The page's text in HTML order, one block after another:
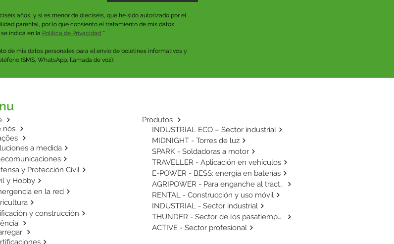
años, y si es menor de dieciséis, que he sido autorizado por el
parental, por lo que consiento el tratamiento de mis datos
indica en la Política de Privacidad *
de mis datos personales para el envío de boletines informativos y
(SMS, WhatsApp, llamada de voz).
nós
a medida
y Protección Civil
y Hobby
en la red
y construcción
Produtos
INDUSTRIAL ECO – Sector industrial
MIDNIGHT - Torres de luz
SPARK - Soldadoras a motor
TRAVELLER - Aplicación en vehículos
E-POWER - BESS: energía en baterías
AGRIPOWER - Para enganche al tractor
RENTAL - Construcción y uso móvil
INDUSTRIAL - Sector industrial
THUNDER - Sector de los pasatiempos
ACTIVE - Sector profesional